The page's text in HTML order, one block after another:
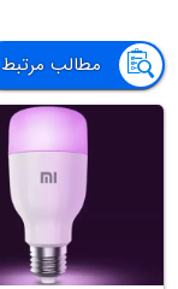
مطالب مرتبط